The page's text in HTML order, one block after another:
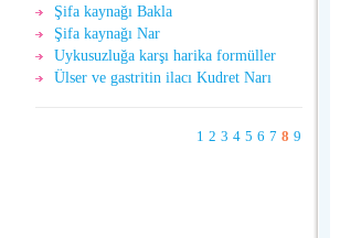
Şifa kaynağı Bakla
Şifa kaynağı Nar
Uykusuzluğa karşı harika formüller
Ülser ve gastritin ilacı Kudret Narı
1 2 3 4 5 6 7 8 9